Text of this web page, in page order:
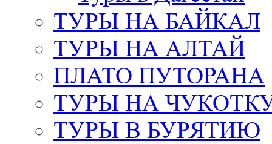
ТУРЫ НА БАЙКАЛ
ТУРЫ НА АЛТАЙ
ПЛАТО ПУТОРАНА
ТУРЫ НА
ТУРЫ В БУРЯТИЮ